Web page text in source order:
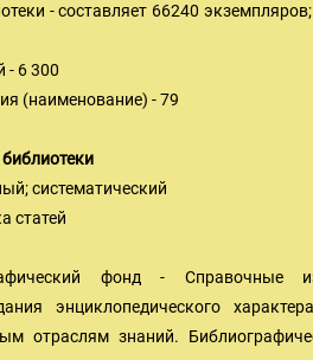
- составляет 66240
- 6 300
(наименование) - 79
систематический
статей
фонд - Справочные
энциклопедического
отраслям знаний.